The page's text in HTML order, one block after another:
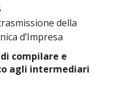
della
d’Impresa
compilare e
agli intermediari